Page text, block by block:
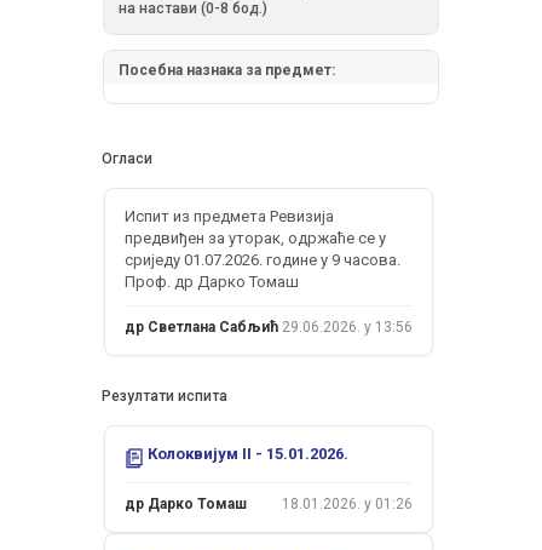
на настави (0-8 бод.)
Посебна назнака за предмет:
Огласи
Испит из предмета Ревизија
предвиђен за уторак, одржаће се у
сриједу 01.07.2026. године у 9 часова.
Проф. др Дарко Томаш
др Светлана Сабљић 29.06.2026. у 13:56
Резултати испита
Колоквијум II - 15.01.2026.
др Дарко Томаш 18.01.2026. у 01:26